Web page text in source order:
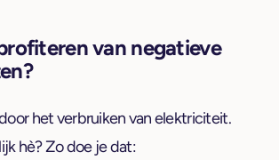
van negatieve
het verbruiken van elektriciteit.
hè? Zo doe je dat: